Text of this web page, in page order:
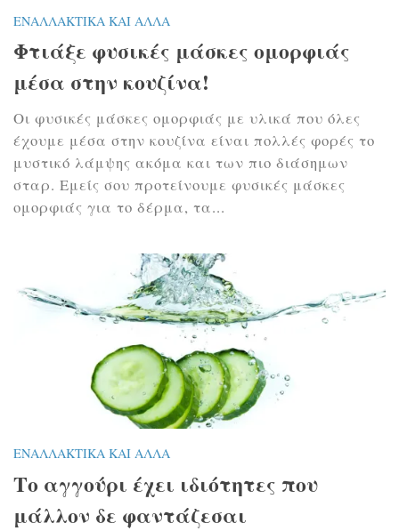
ΕΝΑΛΛΑΚΤΙΚΆ ΚΑΙ ΆΛΛΑ
Φτιάξε φυσικές μάσκες ομορφιάς
μέσα στην κουζίνα!
Οι φυσικές μάσκες ομορφιάς με υλικά που όλες
έχουμε μέσα στην κουζίνα είναι πολλές φορές το
μυστικό λάμψης ακόμα και των πιο διάσημων
σταρ. Εμείς σου προτείνουμε φυσικές μάσκες
ομορφιάς για το δέρμα, τα...
ΕΝΑΛΛΑΚΤΙΚΆ ΚΑΙ ΆΛΛΑ
Το αγγούρι έχει ιδιότητες που
μάλλον δε φαντάζεσαι